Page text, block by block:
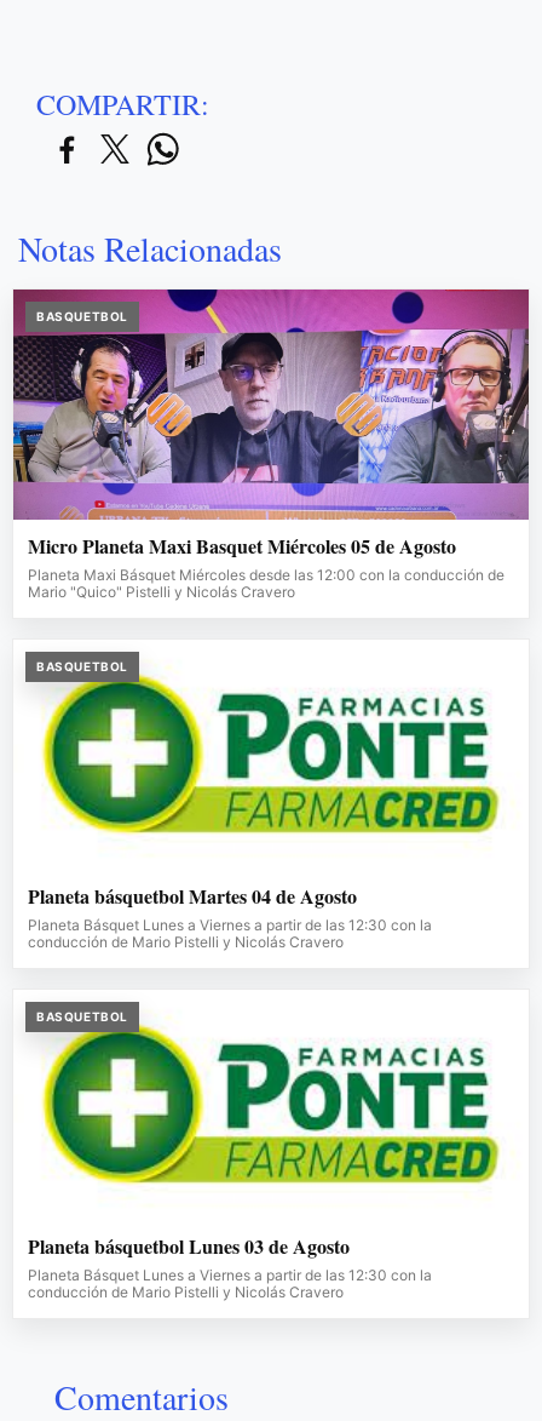
COMPARTIR:
Notas Relacionadas
BASQUETBOL
Micro Planeta Maxi Basquet Miércoles 05 de Agosto
Planeta Maxi Básquet Miércoles desde las 12:00 con la conducción de
Mario "Quico" Pistelli y Nicolás Cravero
BASQUETBOL
Planeta básquetbol Martes 04 de Agosto
Planeta Básquet Lunes a Viernes a partir de las 12:30 con la
conducción de Mario Pistelli y Nicolás Cravero
BASQUETBOL
Planeta básquetbol Lunes 03 de Agosto
Planeta Básquet Lunes a Viernes a partir de las 12:30 con la
conducción de Mario Pistelli y Nicolás Cravero
Comentarios